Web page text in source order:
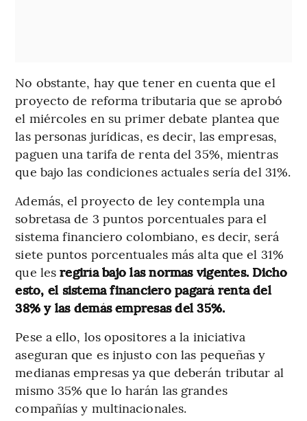
No obstante, hay que tener en cuenta que el
proyecto de reforma tributaria que se aprobó
el miércoles en su primer debate plantea que
las personas jurídicas, es decir, las empresas,
paguen una tarifa de renta del 35%, mientras
que bajo las condiciones actuales sería del 31%.
Además, el proyecto de ley contempla una
sobretasa de 3 puntos porcentuales para el
sistema financiero colombiano, es decir, será
siete puntos porcentuales más alta que el 31%
que lesregiría bajo las normas vigentes. Dicho
esto, el sistema financiero pagará renta del
38% y las demás empresas del 35%.
Pese a ello, los opositores a la iniciativa
aseguran que es injusto con las pequeñas y
medianas empresas ya que deberán tributar al
mismo 35% que lo harán las grandes
compañías y multinacionales.